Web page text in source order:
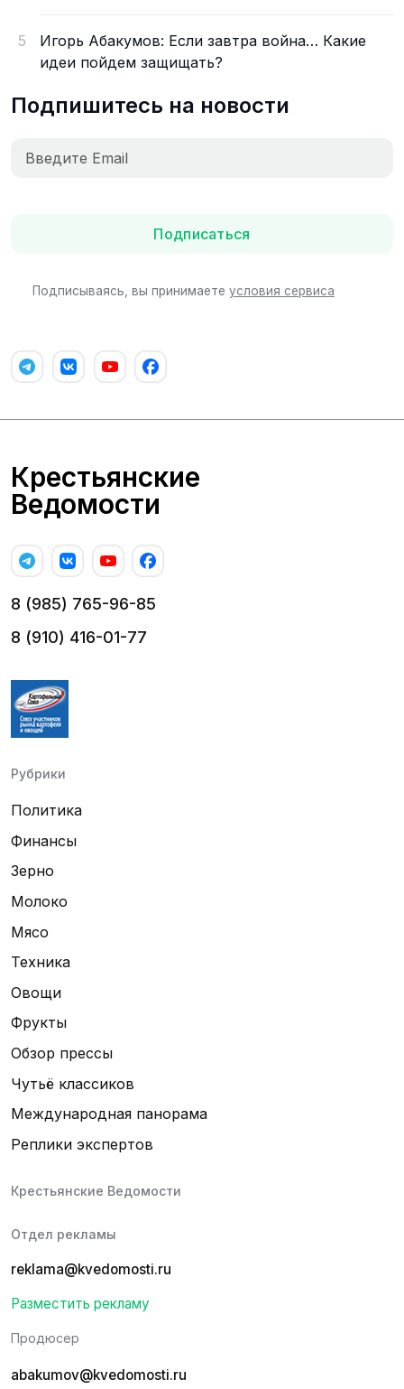
5
Игорь Абакумов: Если завтра война… Какие
идеи пойдем защищать?
Подпишитесь на новости
Подписаться
Подписываясь, вы принимаете условия сервиса
Крестьянские
Ведомости
8 (985) 765-96-85
8 (910) 416-01-77
Рубрики
Политика
Финансы
Зерно
Молоко
Мясо
Техника
Овощи
Фрукты
Обзор прессы
Чутьё классиков
Международная панорама
Реплики экспертов
Крестьянские Ведомости
Отдел рекламы
reklama@kvedomosti.ru
Разместить рекламу
Продюсер
abakumov@kvedomosti.ru